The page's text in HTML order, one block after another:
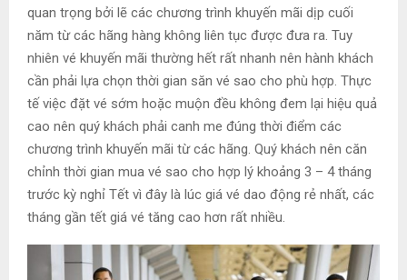
quan trọng bởi lẽ các chương trình khuyến mãi dịp cuối
năm từ các hãng hàng không liên tục được đưa ra. Tuy
nhiên vé khuyến mãi thường hết rất nhanh nên hành khách
cần phải lựa chọn thời gian săn vé sao cho phù hợp. Thực
tế việc đặt vé sớm hoặc muộn đều không đem lại hiệu quả
cao nên quý khách phải canh me đúng thời điểm các
chương trình khuyến mãi từ các hãng. Quý khách nên căn
chỉnh thời gian mua vé sao cho hợp lý khoảng 3 – 4 tháng
trước kỳ nghỉ Tết vì đây là lúc giá vé dao động rẻ nhất, các
tháng gần tết giá vé tăng cao hơn rất nhiều.